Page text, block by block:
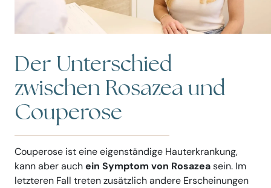
Der Unterschied
zwischen Rosazea und
Couperose
Couperose ist eine eigenständige Hauterkrankung,
kann aber auchein Symptom von Rosazeasein. Im
letzteren Fall treten zusätzlich andere Erscheinungen